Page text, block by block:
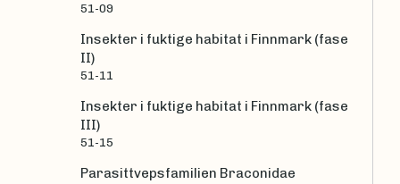
51-09
Insekter i fuktige habitat i Finnmark (fase
II)
51-11
Insekter i fuktige habitat i Finnmark (fase
III)
51-15
Parasittvepsfamilien Braconidae